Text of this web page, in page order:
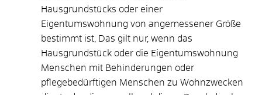
Hausgrundstücks oder einer
Eigentumswohnung von angemessener Größe
bestimmt ist, Das gilt nur, wenn das
Hausgrundstück oder die Eigentumswohnung
Menschen mit Behinderungen oder
pflegebedürftigen Menschen zu Wohnzwecken